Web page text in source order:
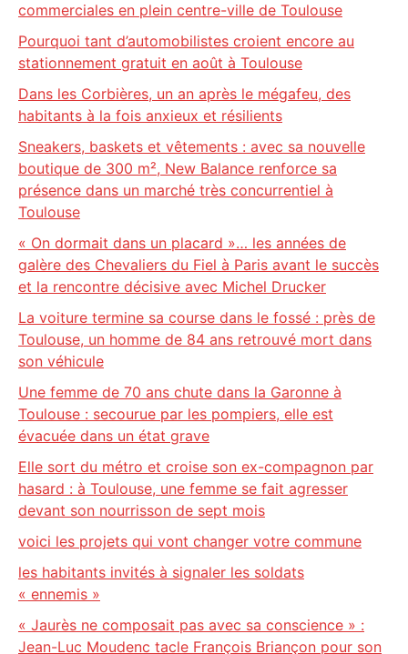
commerciales en plein centre-ville de Toulouse
Pourquoi tant d’automobilistes croient encore au
stationnement gratuit en août à Toulouse
Dans les Corbières, un an après le mégafeu, des
habitants à la fois anxieux et résilients
Sneakers, baskets et vêtements : avec sa nouvelle
boutique de 300 m², New Balance renforce sa
présence dans un marché très concurrentiel à
Toulouse
« On dormait dans un placard »… les années de
galère des Chevaliers du Fiel à Paris avant le succès
et la rencontre décisive avec Michel Drucker
La voiture termine sa course dans le fossé : près de
Toulouse, un homme de 84 ans retrouvé mort dans
son véhicule
Une femme de 70 ans chute dans la Garonne à
Toulouse : secourue par les pompiers, elle est
évacuée dans un état grave
Elle sort du métro et croise son ex-compagnon par
hasard : à Toulouse, une femme se fait agresser
devant son nourrisson de sept mois
voici les projets qui vont changer votre commune
les habitants invités à signaler les soldats
« ennemis »
« Jaurès ne composait pas avec sa conscience » :
Jean-Luc Moudenc tacle François Briançon pour son